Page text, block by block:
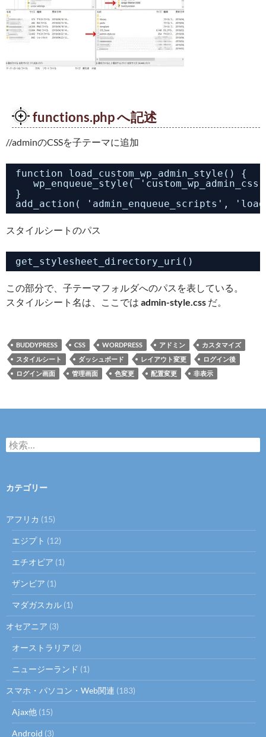
functions.php へ記述
//adminのCSSを子テーマに追加
function load_custom_wp_admin_style() {
wp_enqueue_style(
}
add_action( 'admin_enqueue_scripts',
スタイルシートのパス
get_stylesheet_directory_uri()
この部分で、子テーマフォルダへのパスを表している。
スタイルシート名は、ここでは admin-style.css だ。
BUDDYPRESS CSS WORDPRESS アドミン
カスタマイズ
スタイルシート
ダッシュボード レイアウト変更
ログイン後
ログイン画面
管理画面 色変更 配置変更 非表示
検
索:
カテゴリー
アフリカ (15)
エジプト (12)
エチオピア (1)
ザンビア (1)
マダガスカル (1)
オセアニア (3)
オーストラリア (2)
ニュージーランド (1)
スマホ・パソコン・Web関連 (183)
Ajax他 (15)
Android (3)